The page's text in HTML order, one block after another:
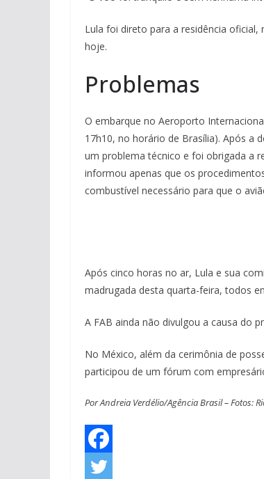
Lula foi direto para a residência
hoje.
Problemas
O embarque no Aeroporto
17h10, no horário de Brasília). Após a
um problema técnico e foi obrigada a
informou apenas que os
combustível necessário para que o
Após cinco horas no ar, Lula e sua
madrugada desta quarta-feira, todos
A FAB ainda não divulgou a causa do
No México, além da cerimônia de
participou de um fórum com
Por Andreia Verdélio/Agência Brasil – Fotos: